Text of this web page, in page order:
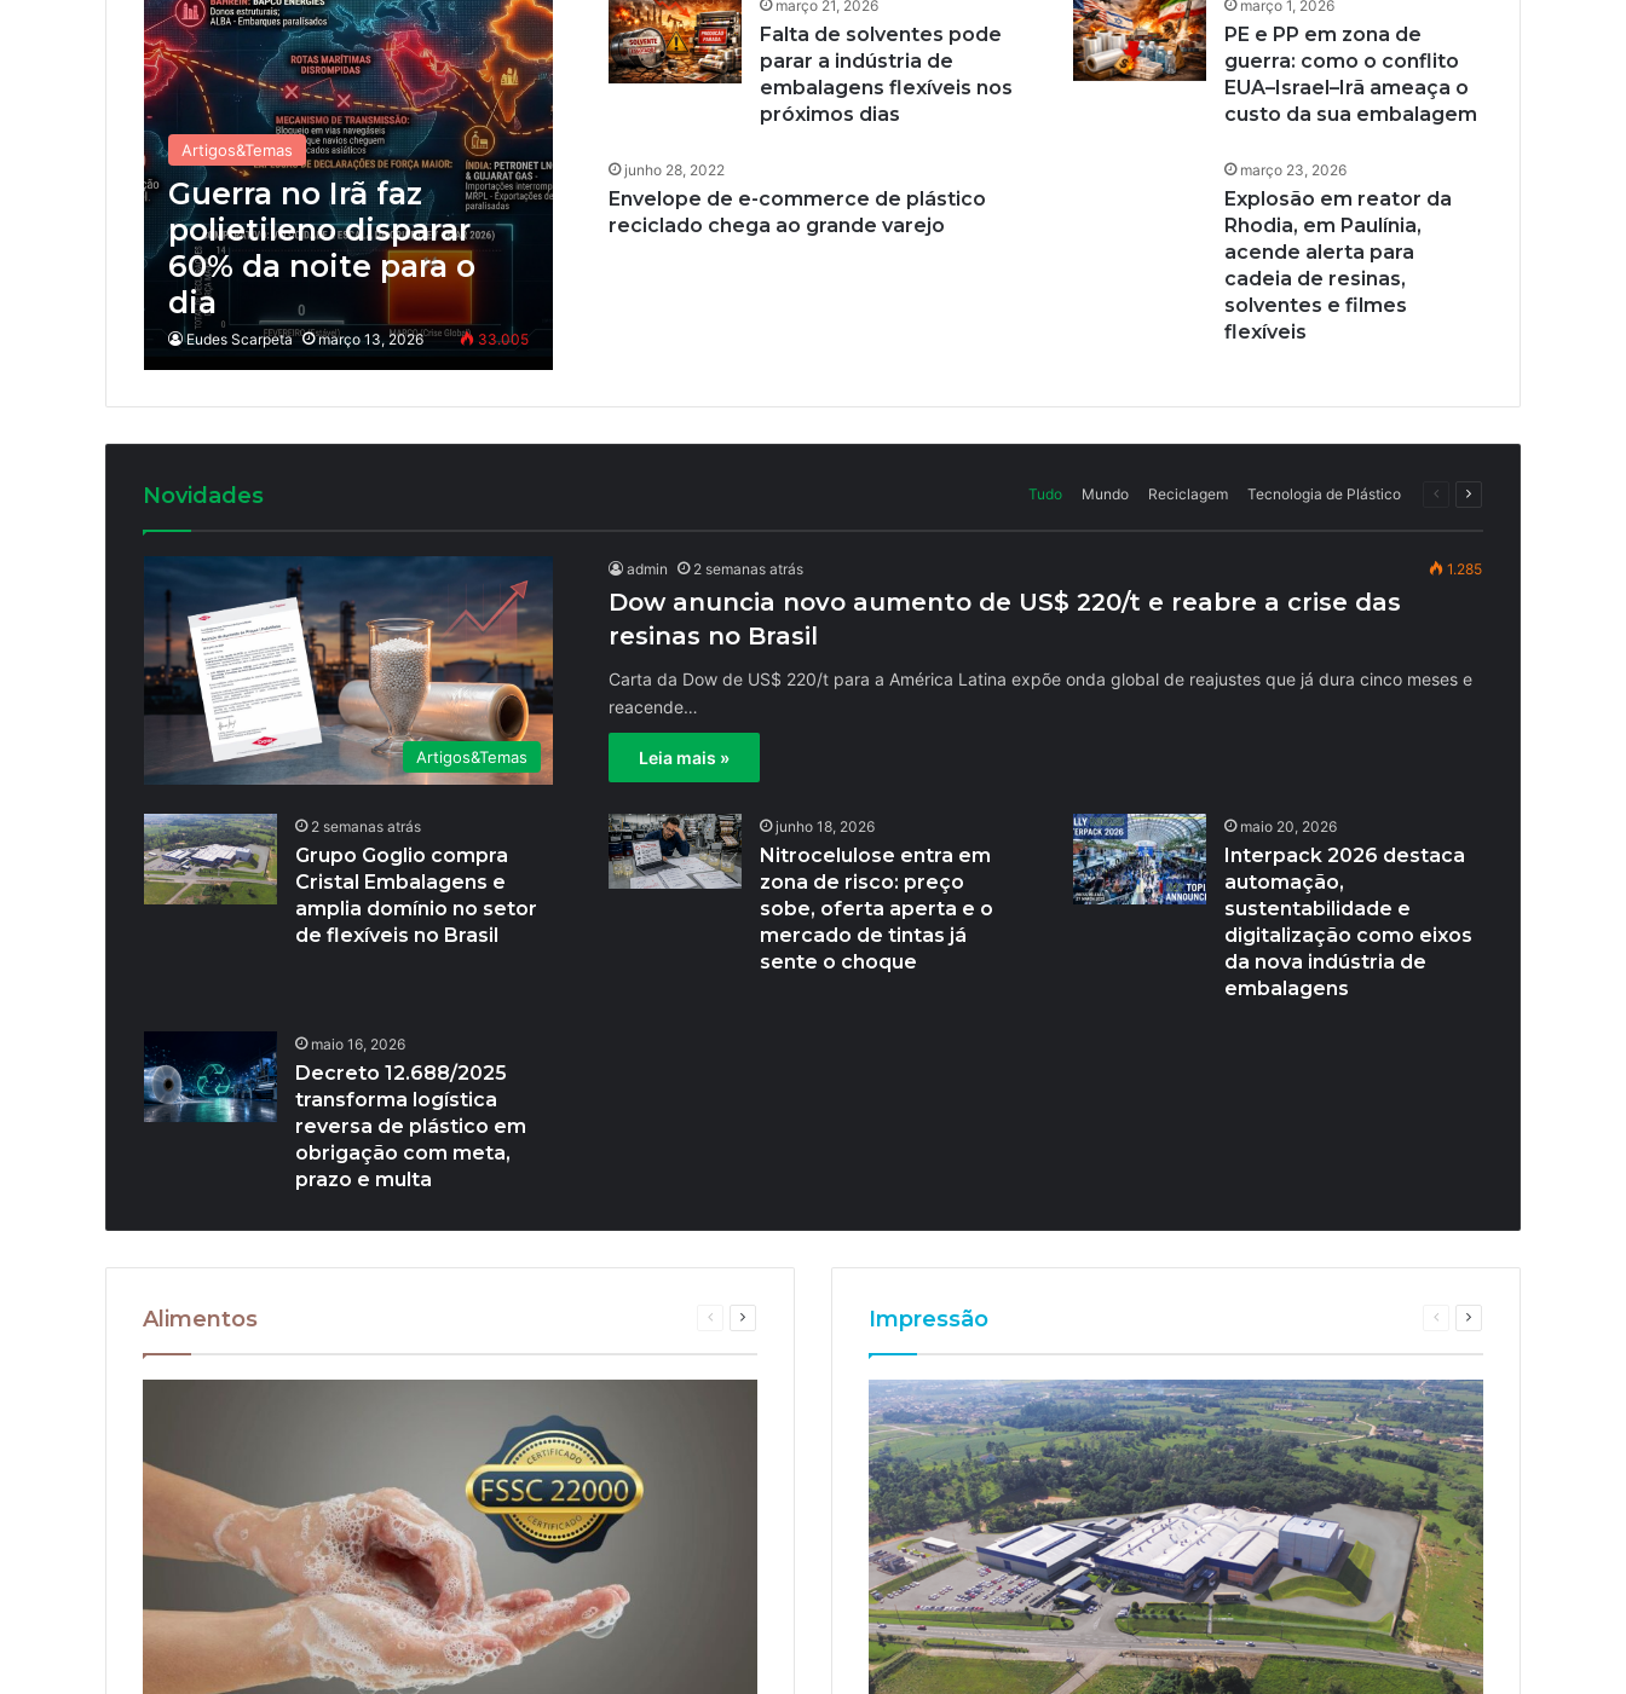
Artigos&Temas
Guerra no Irã faz
polietileno disparar
60% da noite para o
dia
Eudes Scarpeta março 13, 2026 33.005
março 21, 2026
Falta de solventes pode
parar a indústria de
embalagens flexíveis nos
próximos dias
março 1, 2026
PE e PP em zona de
guerra: como o conflito
EUA–Israel–Irã ameaça o
custo da sua embalagem
junho 28, 2022
Envelope de e-commerce de plástico
reciclado chega ao grande varejo
março 23, 2026
Explosão em reator da
Rhodia, em Paulínia,
acende alerta para
cadeia de resinas,
solventes e filmes
flexíveis
Novidades Tudo Mundo Reciclagem Tecnologia de Plástico
PáginaPróxima
Artigos&Temas
admin 2 semanas atrás 1.285
Dow anuncia novo aumento de US$ 220/t e reabre a crise das
resinas no Brasil
Carta da Dow de US$ 220/t para a América Latina expõe onda global de reajustes que já dura cinco meses e
reacende…
Leia mais »
2 semanas atrás
Grupo Goglio compra
Cristal Embalagens e
amplia domínio no setor
de flexíveis no Brasil
junho 18, 2026
Nitrocelulose entra em
zona de risco: preço
sobe, oferta aperta e o
mercado de tintas já
sente o choque
maio 20, 2026
Interpack 2026 destaca
automação,
sustentabilidade e
digitalização como eixos
da nova indústria de
embalagens
maio 16, 2026
Decreto 12.688/2025
transforma logística
reversa de plástico em
obrigação com meta,
prazo e multa
Alimentos
PáginaPróxima
Impressão
PáginaPróxima